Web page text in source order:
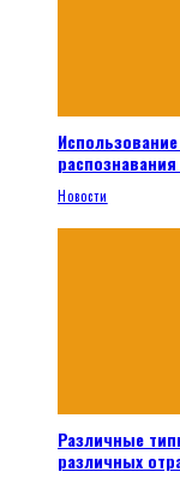
Новости
Различные
различных